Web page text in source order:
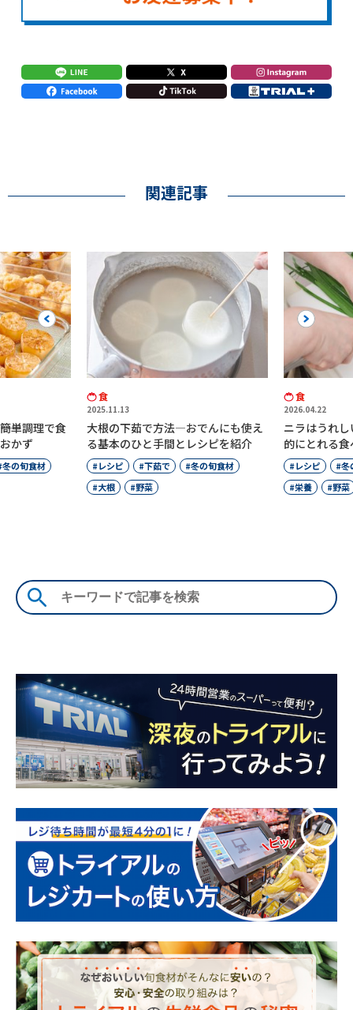
関連記事
Previous
簡単調理で食
かず
冬の旬食材
食
2025.11.13
大根の下茹で方法―おでんにも使え
る基本のひと手間とレシピを紹介
レシピ 下茹で
冬の旬食材
大根
野菜
食
2026.04.22
ニラはうれ
的にとれる
レシピ
冬
栄養
野菜
Next